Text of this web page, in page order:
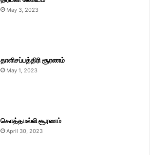
May 3, 2023
தாளிசப்பத்திரி சூரணம்
May 1, 2023
கொத்தமல்லி சூரணம்
April 30, 2023